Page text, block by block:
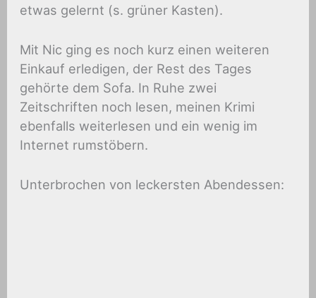
etwas gelernt (s. grüner Kasten).
Mit Nic ging es noch kurz einen weiteren
Einkauf erledigen, der Rest des Tages
gehörte dem Sofa. In Ruhe zwei
Zeitschriften noch lesen, meinen Krimi
ebenfalls weiterlesen und ein wenig im
Internet rumstöbern.
Unterbrochen von leckersten Abendessen: